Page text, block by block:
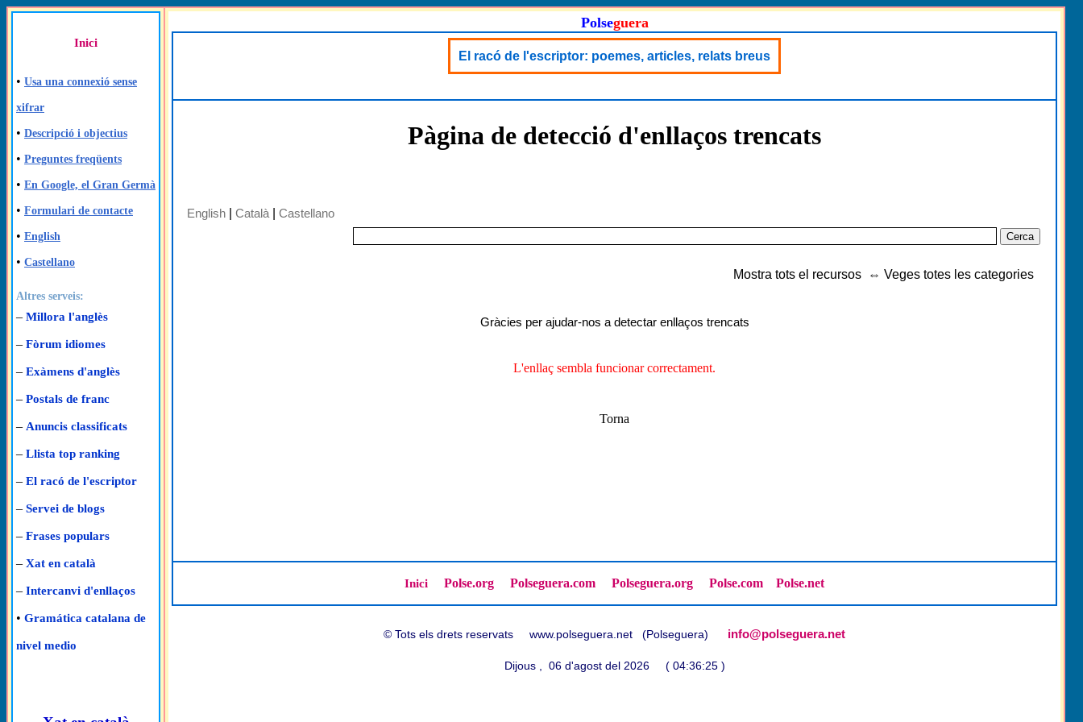
Inici
• Usa una connexió sense
xifrar
• Descripció i objectius
• Preguntes freqüents
• En Google, el Gran Germà
• Formulari de contacte
• English
• Castellano
Altres serveis:
– Millora l'anglès
– Fòrum idiomes
– Exàmens d'anglès
– Postals de franc
– Anuncis classificats
– Llista top ranking
– El racó de l'escriptor
– Servei de blogs
– Frases populars
– Xat en català
– Intercanvi d'enllaços
• Gramática catalana de
nivel medio
Polseguera
El racó de l'escriptor: poemes, articles, relats breus
Pàgina de detecció d'enllaços trencats
English Català Castellano
Mostra tots el recursos ⇔ Veges totes les categories
Gràcies per ajudar-nos a detectar enllaços trencats
L'enllaç sembla funcionar correctament.
Torna
Inici Polse.org Polseguera.com Polseguera.org Polse.com Polse.net
© Tots els drets reservats www.polseguera.net (Polseguera) info@polseguera.net
Dijous , 06 d'agost del 2026 ( 04:36:25 )